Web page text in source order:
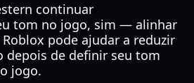
continuar
tom no jogo, sim — alinhar
pode ajudar a reduzir
depois de definir seu tom
jogo.